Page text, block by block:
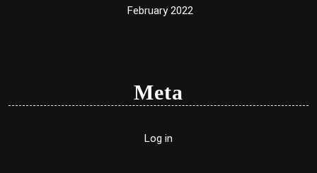
February 2022
Meta
Log in